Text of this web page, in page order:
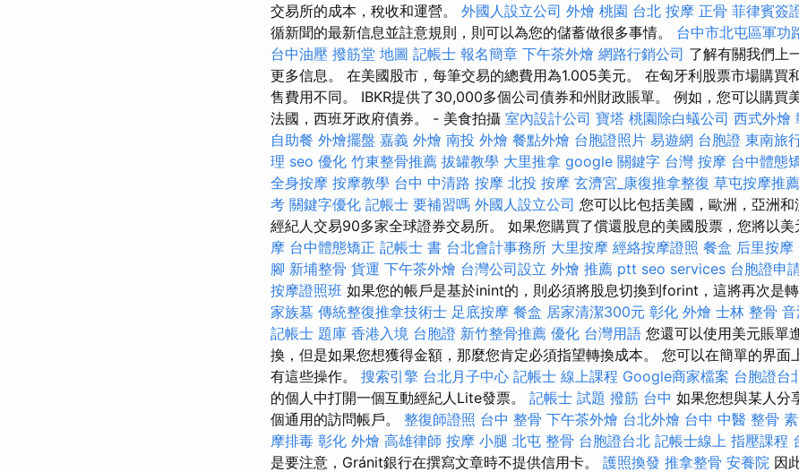
交易所的成本，稅收和運營。 外國人設立公司 外燴 桃園 台北 按摩 正骨 菲律賓簽
循新聞的最新信息並註意規則，則可以為您的儲蓄做很多事情。 台中市北屯區軍功
台中油壓 撥筋堂 地圖 記帳士 報名簡章 下午茶外燴 網路行銷公司 了解有關我們上
更多信息。 在美國股市，每筆交易的總費用為1.005美元。 在匈牙利股票市場購買
售費用不同。 IBKR提供了30,000多個公司債券和州財政賬單。 例如，您可以購買
法國，西班牙政府債券。 - 美食拍攝 室內設計公司 寶塔 桃園除白蟻公司 西式外燴
自助餐 外燴擺盤 嘉義 外燴 南投 外燴 餐點外燴 台胞證照片 易遊網 台胞證 東南旅
理 seo 優化 竹東整骨推薦 拔罐教學 大里推拿 google 關鍵字 台灣 按摩 台中體態
全身按摩 按摩教學 台中 中清路 按摩 北投 按摩 玄濟宮_康復推拿整復 草屯按摩推薦
考 關鍵字優化 記帳士 要補習嗎 外國人設立公司 您可以比包括美國，歐洲，亞洲
經紀人交易90多家全球證券交易所。 如果您購買了償還股息的美國股票，您將以美
摩 台中體態矯正 記帳士 書 台北會計事務所 大里按摩 經絡按摩證照 餐盒 后里按摩
腳 新埔整骨 貨運 下午茶外燴 台灣公司設立 外燴 推薦 ptt seo services 台胞證申
按摩證照班 如果您的帳戶是基於inint的，則必須將股息切換到forint，這將再次是轉
家族墓 傳統整復推拿技術士 足底按摩 餐盒 居家清潔300元 彰化 外燴 士林 整骨
記帳士 題庫 香港入境 台胞證 新竹整骨推薦 優化 台灣用語 您還可以使用美元賬單
換，但是如果您想獲得金額，那麼您肯定必須指望轉換成本。 您可以在簡單的界面
有這些操作。 搜索引擎 台北月子中心 記帳士 線上課程 Google商家檔案 台胞證台
的個人中打開一個互動經紀人Lite發票。 記帳士 試題 撥筋 台中 如果您想與某人分
個通用的訪問帳戶。 整復師證照 台中 整骨 下午茶外燴 台北外燴 台中 中醫 整骨
摩排毒 彰化 外燴 高雄律師 按摩 小腿 北屯 整骨 台胞證台北 記帳士線上 指壓課程
是要注意，Gránit銀行在撰寫文章時不提供信用卡。 護照換發 推拿整骨 安養院 因